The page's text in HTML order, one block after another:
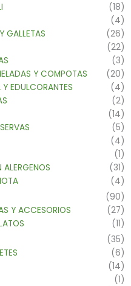
(18)
(4)
GALLETAS
(26)
(22)
(3)
Y COMPOTAS
(20)
EDULCORANTES
(4)
(2)
(14)
(5)
(4)
(1)
(31)
(4)
(90)
Y ACCESORIOS
(27)
(11)
(35)
(6)
(14)
(1)